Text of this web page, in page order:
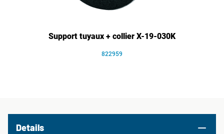
Support tuyaux + collier X-19-030K
822959
Details